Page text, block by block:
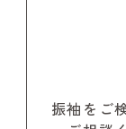
振袖をご